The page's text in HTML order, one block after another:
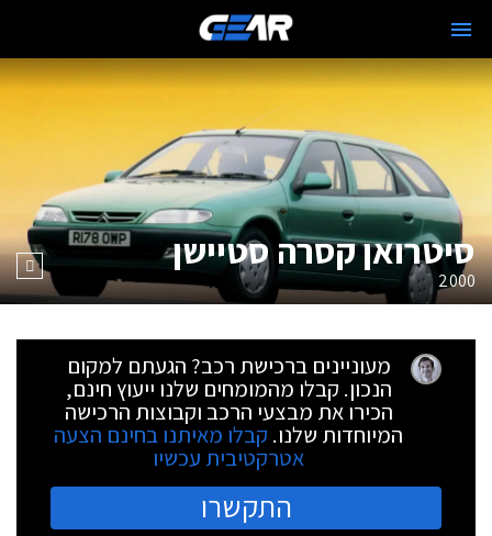
סיטרואן קסרה סטיישן
2000
מעוניינים ברכישת רכב? הגעתם למקום
הנכון. קבלו מהמומחים שלנו ייעוץ חינם,
הכירו את מבצעי הרכב וקבוצות הרכישה
המיוחדות שלנו. קבלו מאיתנו בחינם הצעה
אטרקטיבית עכשיו
התקשרו